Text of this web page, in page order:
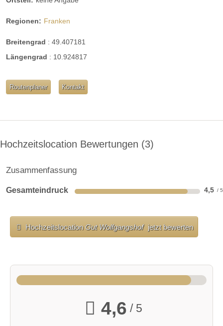
Regionen: Franken
Breitengrad : 49.407181
Längengrad : 10.924817
Routenplaner Kontakt
Hochzeitslocation Bewertungen 3
Zusammenfassung
Gesamteindruck 4,5
HochzeitslocationGut Wolfgangshof jetzt bewerten
4,6 / 5